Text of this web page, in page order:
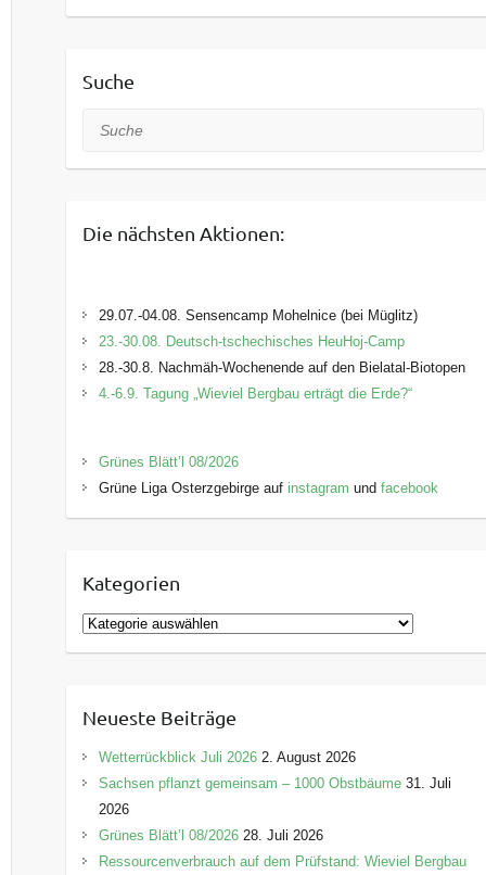
Suche
Suche
Die nächsten Aktionen:
29.07.-04.08. Sensencamp Mohelnice (bei Müglitz)
23.-30.08. Deutsch-tschechisches HeuHoj-Camp
28.-30.8. Nachmäh-Wochenende auf den Bielatal-Biotopen
4.-6.9. Tagung „Wieviel Bergbau erträgt die Erde?“
Grünes Blätt’l 08/2026
Grüne Liga Osterzgebirge auf instagram und facebook
Kategorien
K
a
g
o
r
e
n
Neueste Beiträge
Wetterrückblick Juli 2026 2. August 2026
Sachsen pflanzt gemeinsam – 1000 Obstbäume 31. Juli
2026
Grünes Blätt’l 08/2026 28. Juli 2026
Ressourcenverbrauch auf dem Prüfstand: Wieviel Bergbau